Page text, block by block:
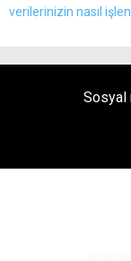
verilerinizin nasıl
Sosyal